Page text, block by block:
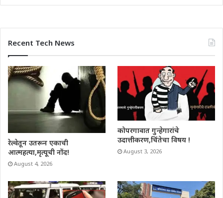
Recent Tech News
रेल्वेतून उतरून एकाची
आत्महत्या,मृत्यूची नोंद!
August 4, 2026
कोपरगावात गुन्हेगारांचे
उदात्तीकरण,चिंतेचा विषय !
August 3, 2026